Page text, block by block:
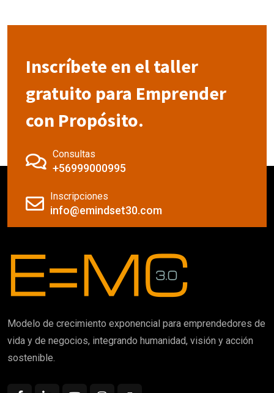
Inscríbete en el taller
gratuito para Emprender
con Propósito.
Consultas
+56999000995
Inscripciones
info@emindset30.com
Modelo de crecimiento exponencial para emprendedores de
vida y de negocios, integrando humanidad, visión y acción
sostenible.